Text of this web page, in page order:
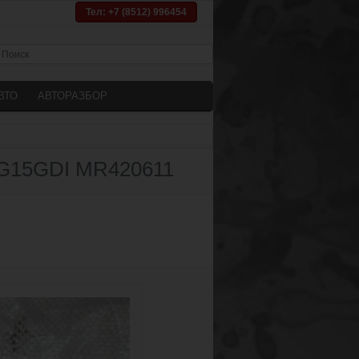
Тел: +7 (8512) 996454
АВТОРАЗБОР
MR420611